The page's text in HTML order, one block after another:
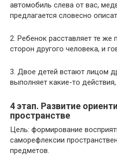
автомобиль слева от вас,
предлагается словесно
2. Ребенок расставляет те же
сторон другого человека, и
3. Двое детей встают лицом
выполняет какие-то
4 этап. Развитие
пространстве
Цель: формирование
саморефлексии
предметов.